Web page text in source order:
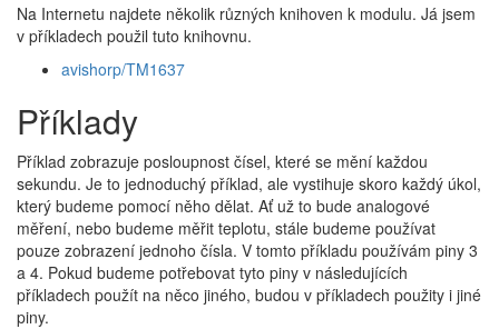
Na Internetu najdete několik různých knihoven k modulu. Já jsem
v příkladech použil tuto knihovnu.
avishorp/TM1637
Příklady
Příklad zobrazuje posloupnost čísel, které se mění každou
sekundu. Je to jednoduchý příklad, ale vystihuje skoro každý úkol,
který budeme pomocí něho dělat. Ať už to bude analogové
měření, nebo budeme měřit teplotu, stále budeme používat
pouze zobrazení jednoho čísla. V tomto příkladu používám piny 3
a 4. Pokud budeme potřebovat tyto piny v následujících
příkladech použít na něco jiného, budou v příkladech použity i jiné
piny.